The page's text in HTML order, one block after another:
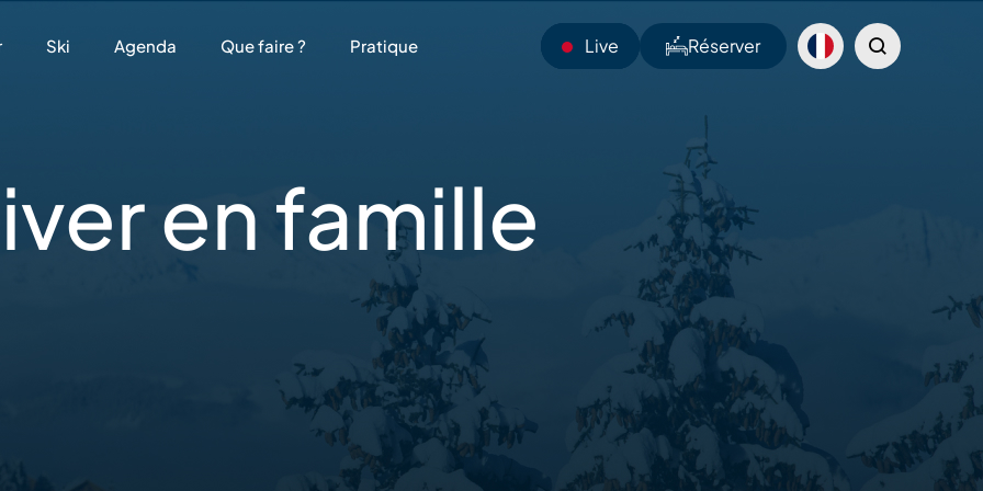
Ski Agenda Que faire ? Pratique Live
Sentiers
Réserver
en famille